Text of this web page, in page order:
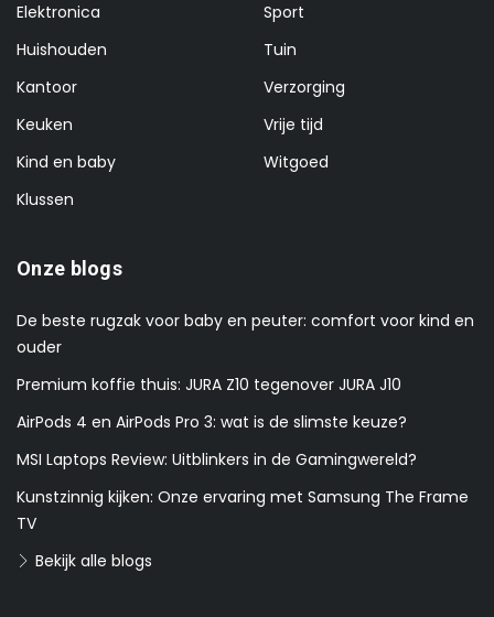
Elektronica
Huishouden
Kantoor
Keuken
Kind en baby
Klussen
Sport
Tuin
Verzorging
Vrije tijd
Witgoed
Onze blogs
De beste rugzak voor baby en peuter: comfort voor kind en
ouder
Premium koffie thuis: JURA Z10 tegenover JURA J10
AirPods 4 en AirPods Pro 3: wat is de slimste keuze?
MSI Laptops Review: Uitblinkers in de Gamingwereld?
Kunstzinnig kijken: Onze ervaring met Samsung The Frame
TV
Bekijk alle blogs